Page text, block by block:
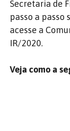
Secretaria de
passo a passo
acesse a
IR/2020.
Veja como a